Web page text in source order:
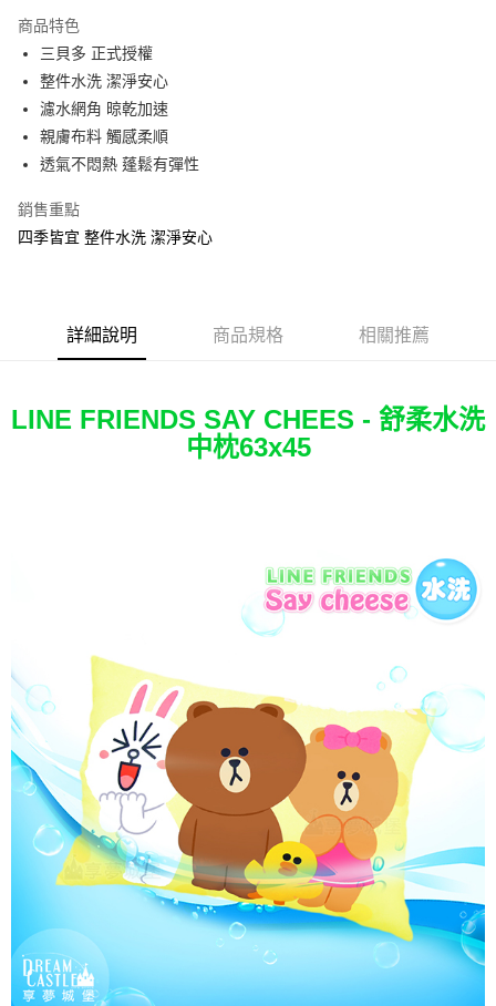
Apple Pay
街口支付
悠遊付
Google Pay
ATM付款
每筆NT$60，滿NT$699(含以上)免運費
商品特色
三貝多 正式授權
整件水洗 潔淨安心
濾水網角 晾乾加速
親膚布料 觸感柔順
透氣不悶熱 蓬鬆有彈性
銷售重點
四季皆宜 整件水洗 潔淨安心
詳細說明 商品規格 相關推薦
LINE FRIENDS SAY CHEES - 舒柔水洗
中枕63x45